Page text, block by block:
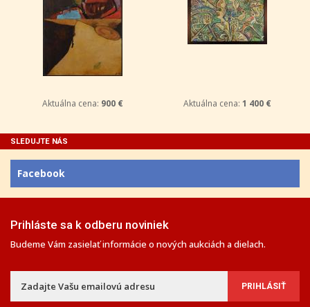
Aktuálna cena: 900 € Aktuálna cena: 1 400 €
SLEDUJTE NÁS
Facebook
Prihláste sa k odberu noviniek
Budeme Vám zasielať informácie o nových aukciách a dielach.